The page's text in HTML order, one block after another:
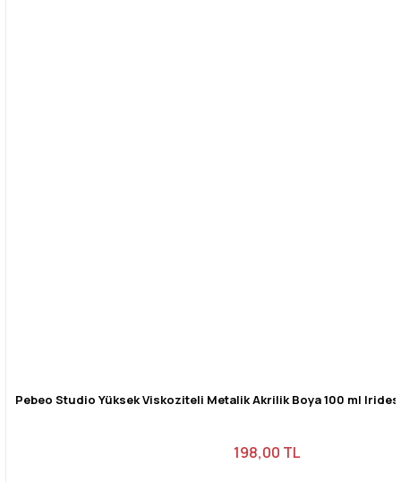
Pebeo Studio Yüksek Viskoziteli Metalik Akrilik Boya 100 ml
198,00 TL